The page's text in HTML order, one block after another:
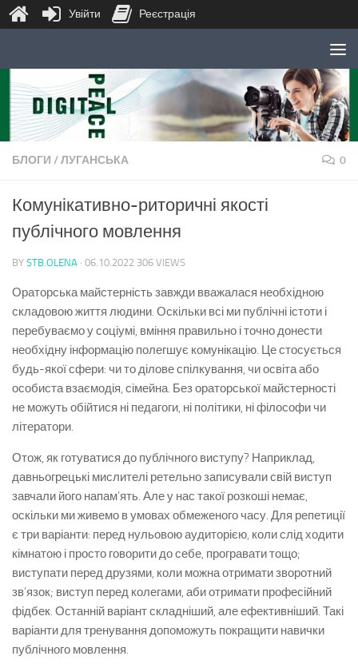
Skip to content
БЛОГИ /ЛУГАНСЬКА 0
Комунікативно-риторичні якості
публічного мовлення
BY STB.OLENA · 06.10.2022 306 VIEWS
Ораторська майстерність завжди вважалася необхідною
складовою життя людини. Оскільки всі ми публічні істоти і
перебуваємо у соціумі, вміння правильно і точно донести
необхідну інформацію полегшує комунікацію. Це стосується
будь-якої сфери: чи то ділове спілкування, чи освіта або
особиста взаємодія, сімейна. Без ораторської майстерності
не можуть обійтися ні педагоги, ні політики, ні філософи чи
літератори.
Отож, як готуватися до публічного виступу? Наприклад,
давньогрецькі мислителі ретельно записували свій виступ
завчали його напам’ять. Але у нас такої розкоші немає,
оскільки ми живемо в умовах обмеженого часу. Для репетиції
є три варіанти: перед нульовою аудиторією, коли слід ходити
кімнатою і просто говорити до себе, програвати тощо;
виступати перед друзями, коли можна отримати зворотний
зв’язок; виступ перед колегами, аби отримати професійний
фідбек. Останній варіант складніший, але ефективніший. Такі
варіанти для тренування допоможуть покращити навички
публічного мовлення.
Увійти Реєстрація